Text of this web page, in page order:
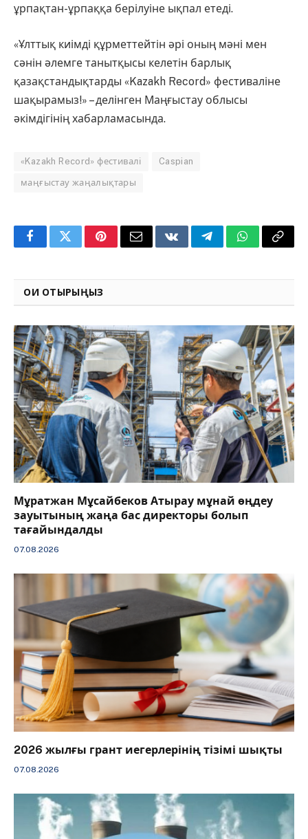
ұрпақтан-ұрпаққа берілуіне ықпал етеді.
«Ұлттық киімді құрметтейтін әрі оның мәні мен
сәнін әлемге танытқысы келетін барлық
қазақстандықтарды «Kazakh Record» фестиваліне
шақырамыз!» – делінген Маңғыстау облысы
әкімдігінің хабарламасында.
«Kazakh Record» фестивалі Caspian
маңғыстау жаңалықтары
FacebookTwitterPinterestEmail VKontakteTelegramWhatsApp
Copy
ОҚИ ОТЫРЫҢЫЗ
Мұратжан Мұсайбеков Атырау мұнай өңдеу
зауытының жаңа бас директоры болып
тағайындалды
07.08.2026
2026 жылғы грант иегерлерінің тізімі шықты
07.08.2026